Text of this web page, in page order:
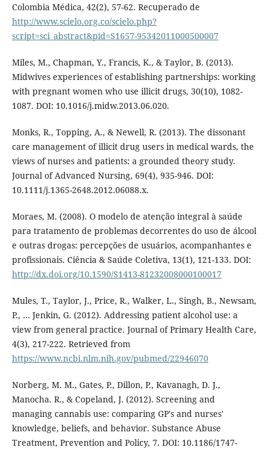
Colombia Médica, 42(2), 57-62. Recuperado de
http://www.scielo.org.co/scielo.php?
script=sci_abstract&pid=S1657-95342011000500007
Miles, M., Chapman, Y., Francis, K., & Taylor, B. (2013).
Midwives experiences of establishing partnerships: working
with pregnant women who use illicit drugs, 30(10), 1082-
1087. DOI: 10.1016/j.midw.2013.06.020.
Monks, R., Topping, A., & Newell, R. (2013). The dissonant
care management of illicit drug users in medical wards, the
views of nurses and patients: a grounded theory study.
Journal of Advanced Nursing, 69(4), 935-946. DOI:
10.1111/j.1365-2648.2012.06088.x.
Moraes, M. (2008). O modelo de atenção integral à saúde
para tratamento de problemas decorrentes do uso de álcool
e outras drogas: percepções de usuários, acompanhantes e
profissionais. Ciência & Saúde Coletiva, 13(1), 121-133. DOI:
http://dx.doi.org/10.1590/S1413-81232008000100017
Mules, T., Taylor, J., Price, R., Walker, L., Singh, B., Newsam,
P., … Jenkin, G. (2012). Addressing patient alcohol use: a
view from general practice. Journal of Primary Health Care,
4(3), 217-222. Retrieved from
https://www.ncbi.nlm.nih.gov/pubmed/22946070
Norberg, M. M., Gates, P., Dillon, P., Kavanagh, D. J.,
Manocha. R., & Copeland, J. (2012). Screening and
managing cannabis use: comparing GP's and nurses'
knowledge, beliefs, and behavior. Substance Abuse
Treatment, Prevention and Policy, 7. DOI: 10.1186/1747-